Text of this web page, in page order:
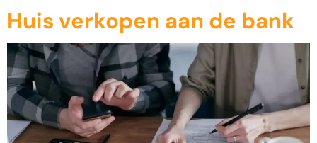
Huis verkopen aan de bank